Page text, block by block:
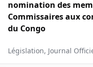
nomination des
Commissaires aux
du Congo
Législation, Journal